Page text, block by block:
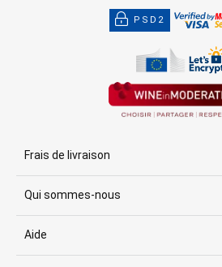
PSD2
Frais de livraison
Qui sommes-nous
Aide